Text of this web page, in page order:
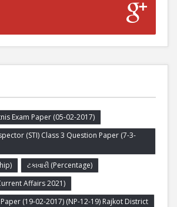
Exam Paper (05-02-2017)
(STI) Class 3 Question Paper (7-3-
ટકાવારી (Percentage)
Affairs 2021)
(19-02-2017) (NP-12-19) Rajkot District